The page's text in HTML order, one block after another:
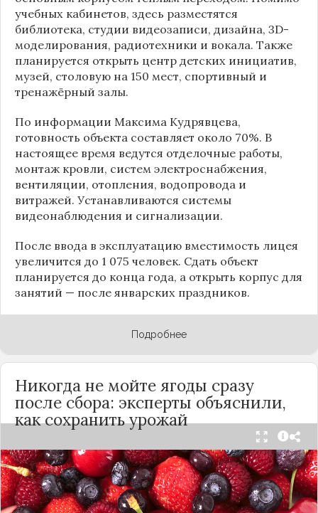
учебных кабинетов, здесь разместятся
библиотека, студии видеозаписи, дизайна, 3D-
моделирования, радиотехники и вокала. Также
планируется открыть центр детских инициатив,
музей, столовую на 150 мест, спортивный и
тренажёрный залы.
По информации Максима Кудрявцева,
готовность объекта составляет около 70%. В
настоящее время ведутся отделочные работы,
монтаж кровли, систем электроснабжения,
вентиляции, отопления, водопровода и
витражей. Устанавливаются системы
видеонаблюдения и сигнализации.
После ввода в эксплуатацию вместимость лицея
увеличится до 1 075 человек. Сдать объект
планируется до конца года, а открыть корпус для
занятий — после январских праздников.
Подробнее
Никогда не мойте ягоды сразу
после сбора: эксперты объяснили,
как сохранить урожай
Мытьё ягод сразу после сбора может обернуться
полной потерей урожая. Как отмечает канал
«Сделай сам», на поверхности плодов есть
естественный восковой налёт, который играет